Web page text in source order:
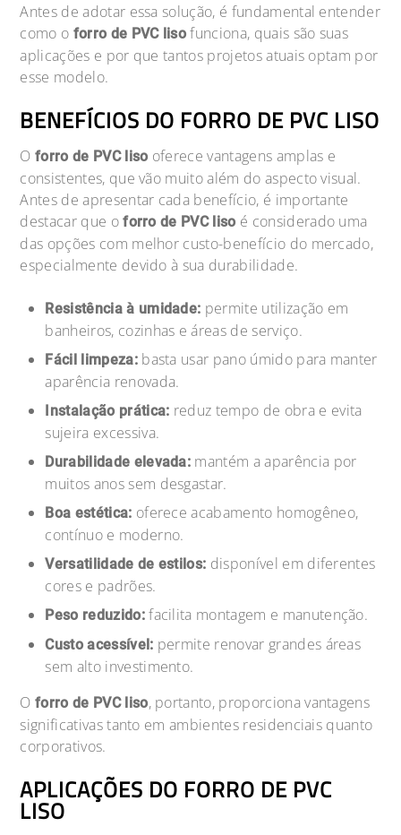
Antes de adotar essa solução, é fundamental entender
como o forro de PVC liso funciona, quais são suas
aplicações e por que tantos projetos atuais optam por
esse modelo.
BENEFÍCIOS DO FORRO DE PVC LISO
Oforro de PVC liso oferece vantagens amplas e
consistentes, que vão muito além do aspecto visual.
Antes de apresentar cada benefício, é importante
destacar que oforro de PVC liso é considerado uma
das opções com melhor custo-benefício do mercado,
especialmente devido à sua durabilidade.
Resistência à umidade: permite utilização em
banheiros, cozinhas e áreas de serviço.
Fácil limpeza:basta usar pano úmido para manter
aparência renovada.
Instalação prática: reduz tempo de obra e evita
sujeira excessiva.
Durabilidade elevada: mantém a aparência por
muitos anos sem desgastar.
Boa estética: oferece acabamento homogêneo,
contínuo e moderno.
Versatilidade de estilos: disponível em diferentes
cores e padrões.
Peso reduzido:facilita montagem e manutenção.
Custo acessível: permite renovar grandes áreas
sem alto investimento.
Oforro de PVC liso, portanto, proporciona vantagens
significativas tanto em ambientes residenciais quanto
corporativos.
APLICAÇÕES DO FORRO DE PVC
LISO